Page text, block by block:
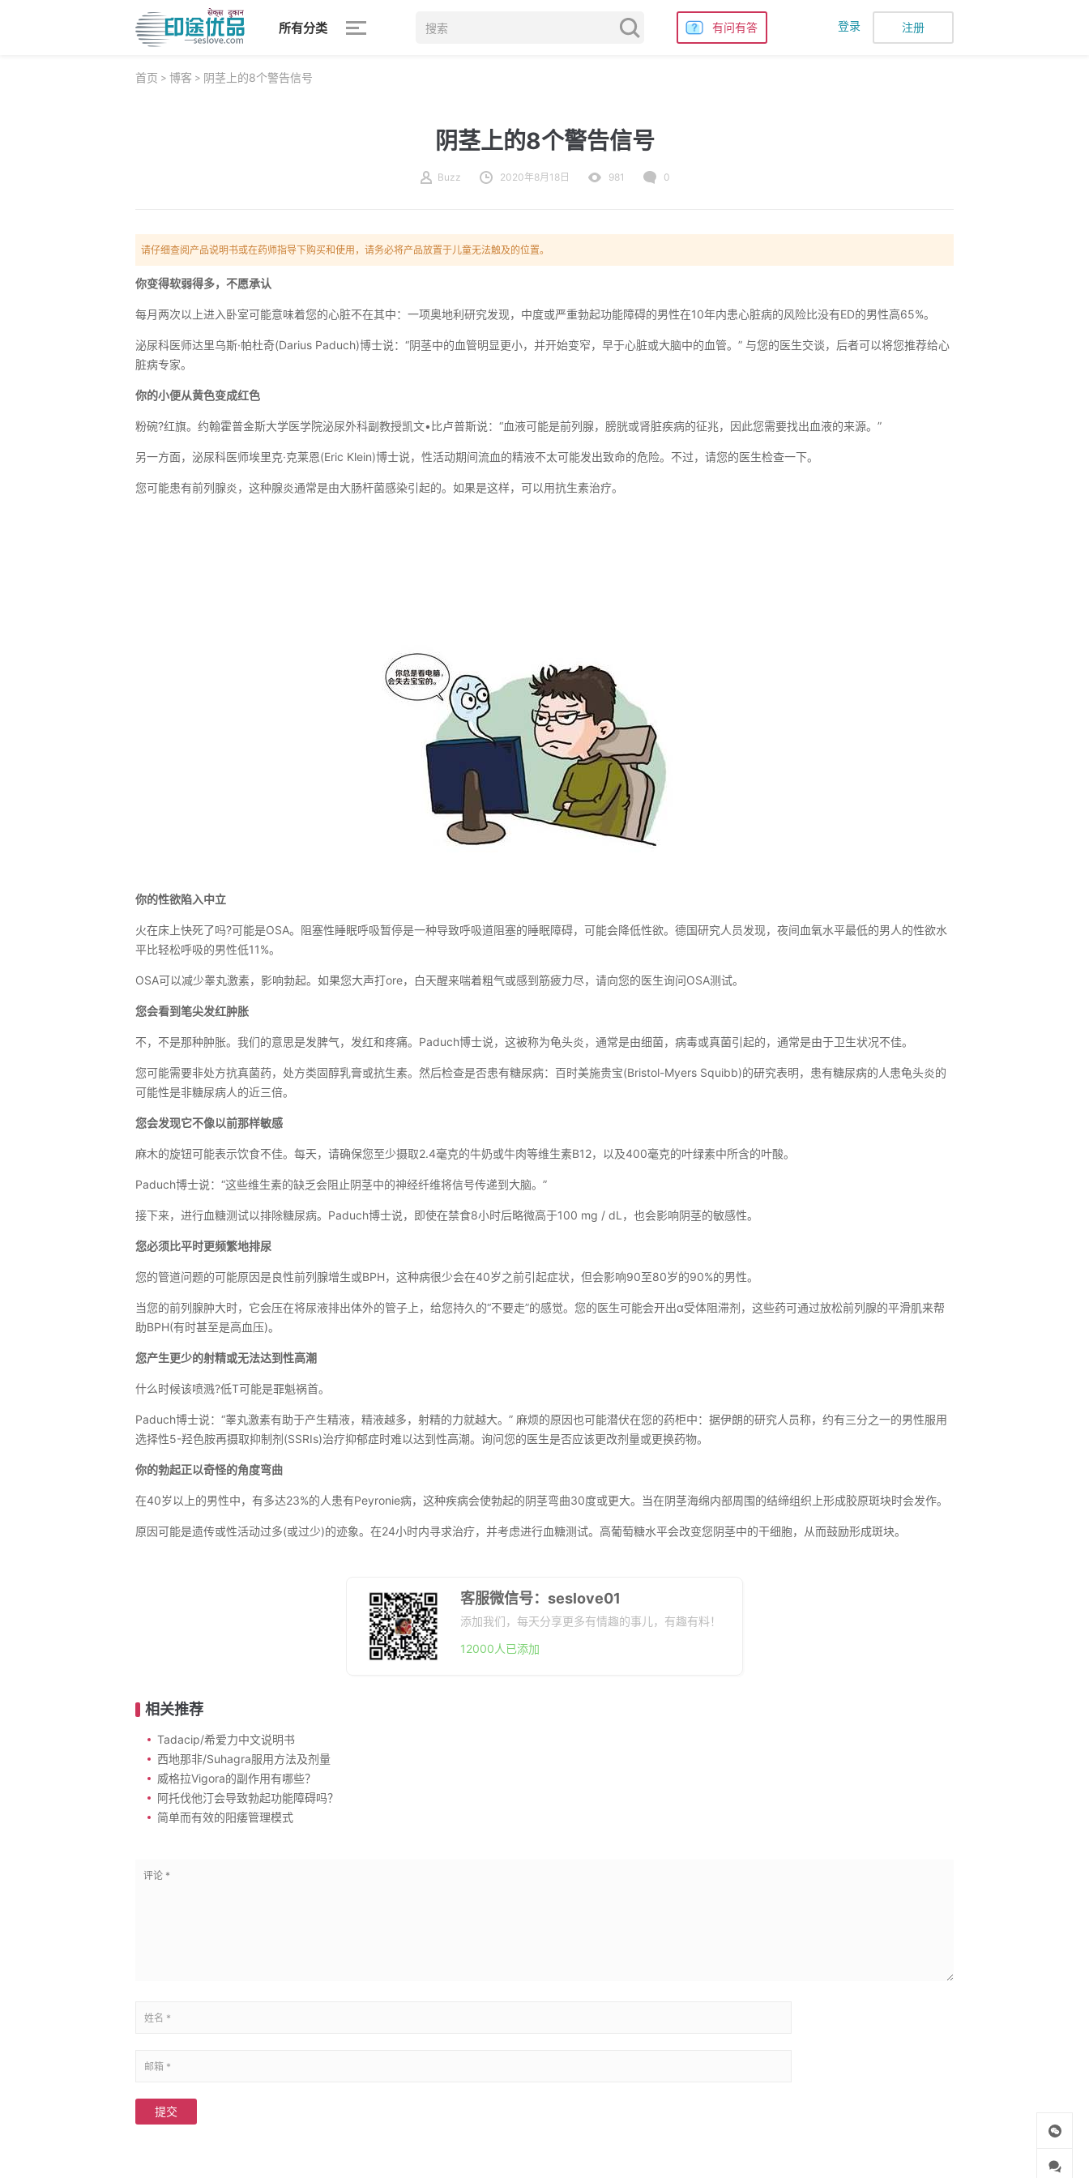
所有分类 有问有答 登录 注册
首页 > 博客 > 阴茎上的8个警告信号
阴茎上的8个警告信号
Buzz 2020年8月18日 981 0
请仔细查阅产品说明书或在药师指导下购买和使用，请务必将产品放置于儿童无法触及的位置。
你变得软弱得多，不愿承认
每月两次以上进入卧室可能意味着您的心脏不在其中：一项奥地利研究发现，中度或严重勃起功能障碍的男性在10年内患心脏病的风险比没有ED的男性高65%。
泌尿科医师达里乌斯·帕杜奇(Darius Paduch)博士说：“阴茎中的血管明显更小，并开始变窄，早于心脏或大脑中的血管。” 与您的医生交谈，后者可以将您推荐给心
脏病专家。
你的小便从黄色变成红色
粉碗?红旗。约翰霍普金斯大学医学院泌尿外科副教授凯文•比卢普斯说：“血液可能是前列腺，膀胱或肾脏疾病的征兆，因此您需要找出血液的来源。”
另一方面，泌尿科医师埃里克·克莱恩(Eric Klein)博士说，性活动期间流血的精液不太可能发出致命的危险。不过，请您的医生检查一下。
您可能患有前列腺炎，这种腺炎通常是由大肠杆菌感染引起的。如果是这样，可以用抗生素治疗。
你的性欲陷入中立
火在床上快死了吗?可能是OSA。阻塞性睡眠呼吸暂停是一种导致呼吸道阻塞的睡眠障碍，可能会降低性欲。德国研究人员发现，夜间血氧水平最低的男人的性欲水
平比轻松呼吸的男性低11%。
OSA可以减少睾丸激素，影响勃起。如果您大声打ore，白天醒来喘着粗气或感到筋疲力尽，请向您的医生询问OSA测试。
您会看到笔尖发红肿胀
不，不是那种肿胀。我们的意思是发脾气，发红和疼痛。Paduch博士说，这被称为龟头炎，通常是由细菌，病毒或真菌引起的，通常是由于卫生状况不佳。
您可能需要非处方抗真菌药，处方类固醇乳膏或抗生素。然后检查是否患有糖尿病：百时美施贵宝(Bristol-Myers Squibb)的研究表明，患有糖尿病的人患龟头炎的
可能性是非糖尿病人的近三倍。
您会发现它不像以前那样敏感
麻木的旋钮可能表示饮食不佳。每天，请确保您至少摄取2.4毫克的牛奶或牛肉等维生素B12，以及400毫克的叶绿素中所含的叶酸。
Paduch博士说：“这些维生素的缺乏会阻止阴茎中的神经纤维将信号传递到大脑。”
接下来，进行血糖测试以排除糖尿病。Paduch博士说，即使在禁食8小时后略微高于100 mg / dL，也会影响阴茎的敏感性。
您必须比平时更频繁地排尿
您的管道问题的可能原因是良性前列腺增生或BPH，这种病很少会在40岁之前引起症状，但会影响90至80岁的90%的男性。
当您的前列腺肿大时，它会压在将尿液排出体外的管子上，给您持久的“不要走”的感觉。您的医生可能会开出α受体阻滞剂，这些药可通过放松前列腺的平滑肌来帮
助BPH(有时甚至是高血压)。
您产生更少的射精或无法达到性高潮
什么时候该喷溅?低T可能是罪魁祸首。
Paduch博士说：“睾丸激素有助于产生精液，精液越多，射精的力就越大。” 麻烦的原因也可能潜伏在您的药柜中：据伊朗的研究人员称，约有三分之一的男性服用
选择性5-羟色胺再摄取抑制剂(SSRIs)治疗抑郁症时难以达到性高潮。询问您的医生是否应该更改剂量或更换药物。
你的勃起正以奇怪的角度弯曲
在40岁以上的男性中，有多达23%的人患有Peyronie病，这种疾病会使勃起的阴茎弯曲30度或更大。当在阴茎海绵内部周围的结缔组织上形成胶原斑块时会发作。
原因可能是遗传或性活动过多(或过少)的迹象。在24小时内寻求治疗，并考虑进行血糖测试。高葡萄糖水平会改变您阴茎中的干细胞，从而鼓励形成斑块。
客服微信号：seslove01
添加我们，每天分享更多有情趣的事儿，有趣有料！
12000人已添加
相关推荐
Tadacip/希爱力中文说明书
西地那非/Suhagra服用方法及剂量
威格拉Vigora的副作用有哪些？
阿托伐他汀会导致勃起功能障碍吗？
简单而有效的阳痿管理模式
提交